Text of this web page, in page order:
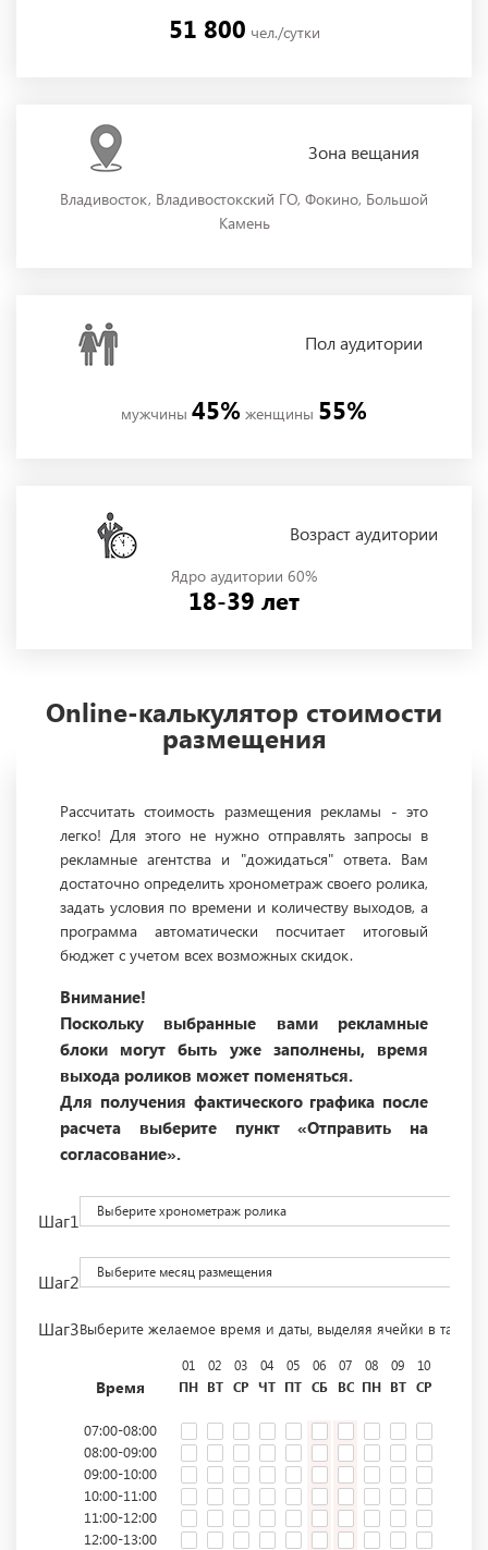
51 800 чел./сутки
Зона вещания
Владивосток, Владивостокский ГО, Фокино, Большой
Камень
Полаудитории
мужчины 45% женщины 55%
Возраст аудитории
Ядро аудитории 60%
18-39 лет
Online-калькулятор стоимости
размещения
Рассчитать стоимость размещения рекламы - это
легко! Для этого не нужно отправлять запросы в
рекламные агентства и "дожидаться" ответа. Вам
достаточно определить хронометраж своего ролика,
задать условия по времени и количеству выходов, а
программа автоматически посчитает итоговый
бюджет с учетом всех возможных скидок.
Внимание!
Поскольку выбранные вами рекламные
блоки могут быть уже заполнены, время
выхода роликов может поменяться.
Для получения фактического графика после
расчета выберите пункт «Отправить на
согласование».
Шаг1 Выберите хронометраж ролика
Шаг2 Выберите месяц размещения
Шаг3Выберите желаемое время и даты, выделяя ячейки в
Время
01
ПН
02
ВТ
03
СР
04
ЧТ
05
ПТ
06
СБ
07
ВС
08
ПН
09
ВТ
10
СР
07:00-08:00
08:00-09:00
09:00-10:00
10:00-11:00
11:00-12:00
12:00-13:00